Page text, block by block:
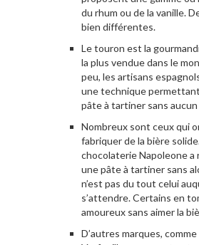
du rhum ou de la vanille.
bien différentes.
Le touron est la
la plus vendue dans le
peu, les artisans
une technique permettant
pâte à tartiner sans
Nombreux sont ceux qui
fabriquer de la bière
chocolaterie Napoleone a
une pâte à tartiner sans
n’est pas du tout celui
s’attendre. Certains en
amoureux sans aimer la
D’autres marques,